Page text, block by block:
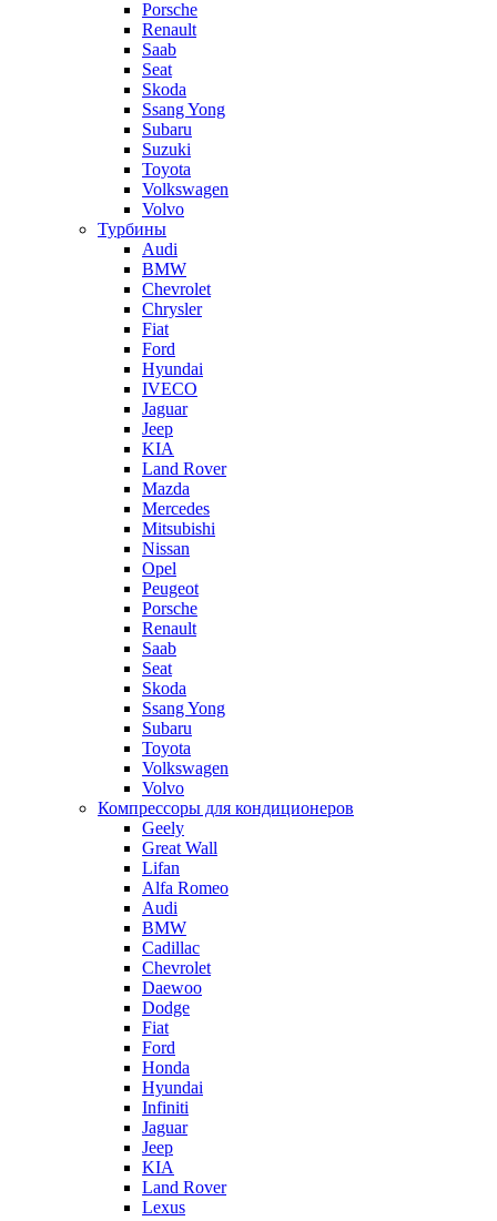
Porsche
Renault
Saab
Seat
Skoda
Ssang Yong
Subaru
Suzuki
Toyota
Volkswagen
Volvo
Турбины
Audi
BMW
Chevrolet
Chrysler
Fiat
Ford
Hyundai
IVECO
Jaguar
Jeep
KIA
Land Rover
Mazda
Mercedes
Mitsubishi
Nissan
Opel
Peugeot
Porsche
Renault
Saab
Seat
Skoda
Ssang Yong
Subaru
Toyota
Volkswagen
Volvo
Компрессоры для кондиционеров
Geely
Great Wall
Lifan
Alfa Romeo
Audi
BMW
Cadillac
Chevrolet
Daewoo
Dodge
Fiat
Ford
Honda
Hyundai
Infiniti
Jaguar
Jeep
KIA
Land Rover
Lexus